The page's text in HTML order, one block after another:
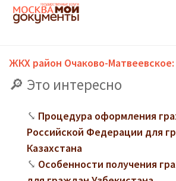
ЖКХ район Очаково-Матвеевское:
Это интересно
Процедура оформления
Российской Федерации для
Казахстана
Особенности получения